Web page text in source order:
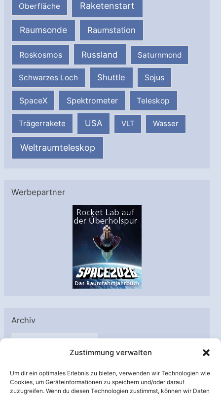
Zustimmung verwalten
Um dir ein optimales Erlebnis zu bieten, verwenden wir Technologien wie
Cookies, um Geräteinformationen zu speichern und/oder darauf
zuzugreifen. Wenn du diesen Technologien zustimmst, können wir Daten
Oberfläche Raketenstart
Raumsonde Raumstation
Roskosmos Russland Saturnmond
Schwarzes Loch Shuttle Sojus
SpaceX Spektrometer Teleskop
Trägerrakete USA VLT Wasser
Weltraumteleskop
Werbepartner
Archiv
A
h
i
Unterstützt von: